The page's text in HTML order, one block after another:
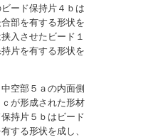
ード保持片４ｂは
部を有する形状を
入させたビード１
片を有する形状を
空部５ａの内面側
が形成された形材
持片５ｂはビード
する形状を成し、